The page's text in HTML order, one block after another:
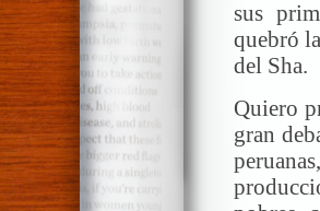
sus
quebró
del Sha.
Quiero
gran